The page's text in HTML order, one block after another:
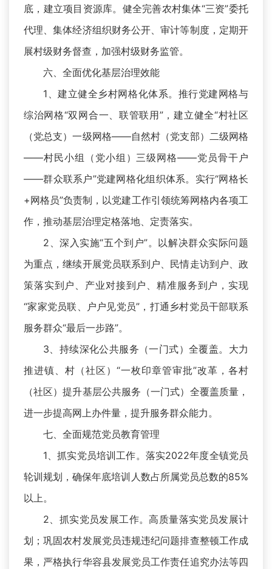
底，建立项目资源库。健全完善农村集体“三资”委托
代理、集体经济组织财务公开、审计等制度，定期开
展村级财务督查，加强村级财务监管。
六、全面优化基层治理效能
1、建立健全乡村网格化体系。推行党建网格与
综治网格“双网合一、联管联用”，建立健全“村社区
（党总支）一级网格——自然村（党支部）二级网格
——村民小组（党小组）三级网格——党员骨干户
——群众联系户”党建网格化组织体系。实行“网格长
+网格员”负责制，以党建工作引领统筹网格内各项工
作，推动基层治理定格落地、定责落实。
2、深入实施“五个到户”。以解决群众实际问题
为重点，继续开展党员联系到户、民情走访到户、政
策落实到户、产业对接到户、精准服务到户，实现
“家家党员联、户户见党员”，打通乡村党员干部联系
服务群众“最后一步路”。
3、持续深化公共服务（一门式）全覆盖。大力
推进镇、村（社区）“一枚印章管审批”改革，各村
（社区）提升基层公共服务（一门式）全覆盖质量，
进一步提高网上办件量，提升服务群众能力。
七、全面规范党员教育管理
1、抓实党员培训工作。落实2022年度全镇党员
轮训规划，确保年底培训人数占所属党员总数的85%
以上。
2、抓实党员发展工作。高质量落实党员发展计
划；巩固农村发展党员违规违纪问题排查整顿工作成
果，严格执行华容县发展党员工作责任追究办法等四